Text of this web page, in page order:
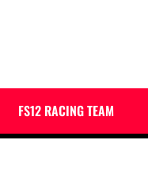
FS12 RACING TEAM